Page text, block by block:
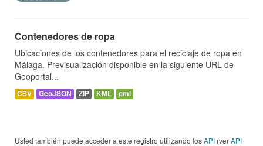
Contenedores de ropa
Ubicaciones de los contenedores para el reciclaje de ropa en
Málaga. Previsualización disponible en la siguiente URL de
Geoportal...
CSV GeoJSON ZIP KML gml
Usted también puede acceder a este registro utilizando losAPI (verAPI